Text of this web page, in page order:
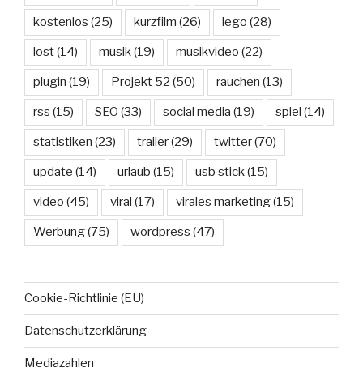
kostenlos (25) kurzfilm (26) lego (28)
lost(14) musik(19) musikvideo (22)
plugin (19) Projekt 52 (50) rauchen (13)
rss (15) SEO (33) social media (19) spiel (14)
statistiken (23) trailer(29) twitter(70)
update (14) urlaub (15) usb stick(15)
video (45) viral (17) virales marketing(15)
Werbung(75) wordpress (47)
Cookie-Richtlinie (EU)
Datenschutzerklärung
Mediazahlen